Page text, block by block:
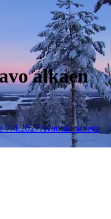
alkaen
7.4.2027Avautuu uuteen